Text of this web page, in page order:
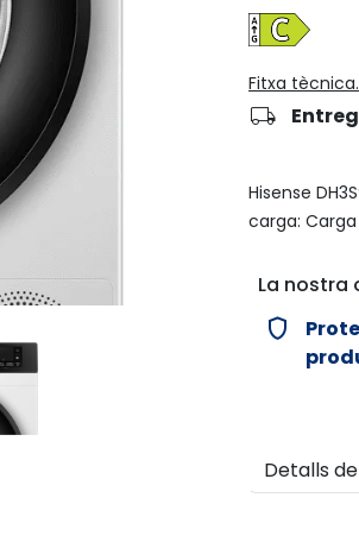
Fitxa
local_shipping
Hisense
carga:
La nostra
verified_user
Detalls